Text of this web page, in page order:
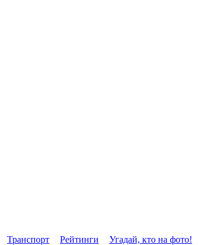
Транспорт Рейтинги Угадай, кто на фото!